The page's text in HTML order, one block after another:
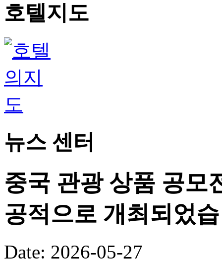
호텔지도
뉴스 센터
중국 관광 상품 공모
공적으로 개최되었
Date: 2026-05-27